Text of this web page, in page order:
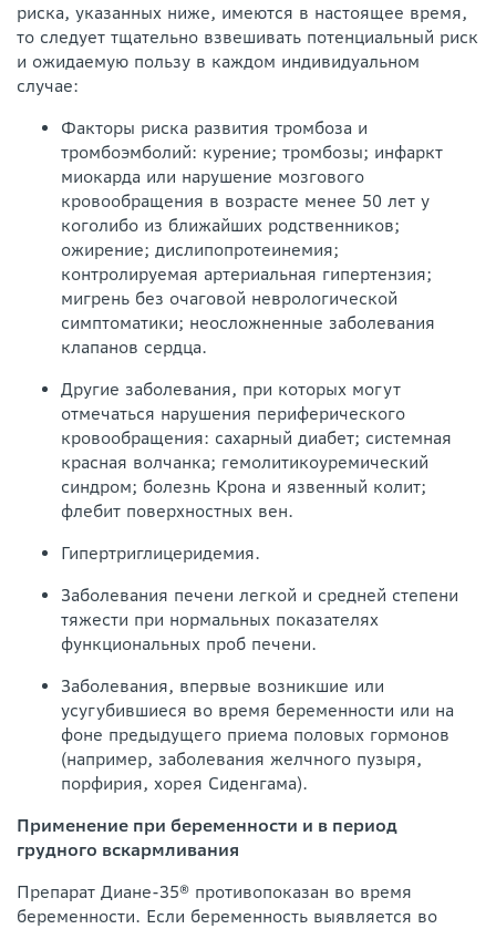
риска, указанных ниже, имеются в настоящее время,
то следует тщательно взвешивать потенциальный риск
и ожидаемую пользу в каждом индивидуальном
случае:
Факторы риска развития тромбоза и
тромбоэмболий: курение; тромбозы; инфаркт
миокарда или нарушение мозгового
кровообращения в возрасте менее 50 лет у
коголибо из ближайших родственников;
ожирение; дислипопротеинемия;
контролируемая артериальная гипертензия;
мигрень без очаговой неврологической
симптоматики; неосложненные заболевания
клапанов сердца.
Другие заболевания, при которых могут
отмечаться нарушения периферического
кровообращения: сахарный диабет; системная
красная волчанка; гемолитикоуремический
синдром; болезнь Крона и язвенный колит;
флебит поверхностных вен.
Гипертриглицеридемия.
Заболевания печени легкой и средней степени
тяжести при нормальных показателях
функциональных проб печени.
Заболевания, впервые возникшие или
усугубившиеся во время беременности или на
фоне предыдущего приема половых гормонов
(например, заболевания желчного пузыря,
порфирия, хорея Сиденгама).
Применение при беременности и в период
грудного вскармливания
Препарат Диане-35® противопоказан во время
беременности. Если беременность выявляется во